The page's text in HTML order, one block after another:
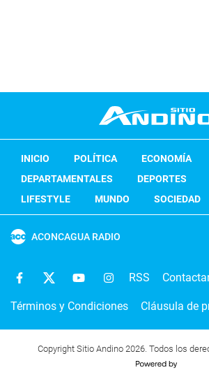
INICIO POLÍTICA ECONOMÍA
DEPARTAMENTALES
DEPORTES
LIFESTYLE
MUNDO SOCIEDAD
ACONCAGUA RADIO
RSS
Términos y Condiciones Cláusula de
Copyright Sitio Andino 2026. Todos los